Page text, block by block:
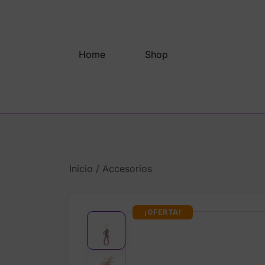
Home
Shop
Inicio / Accesorios
¡OFERTA!